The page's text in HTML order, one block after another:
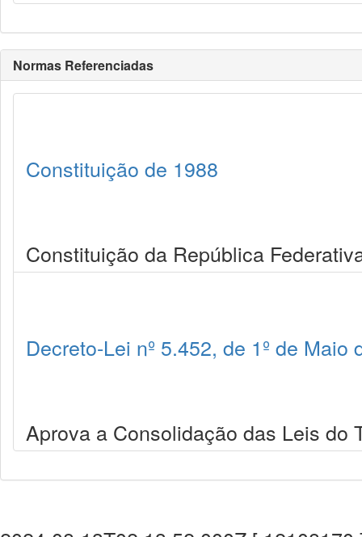
Normas Referenciadas
Constituição de 1988
Constituição da República
Decreto-Lei nº 5.452, de 1º de Maio
Aprova a Consolidação das Leis do